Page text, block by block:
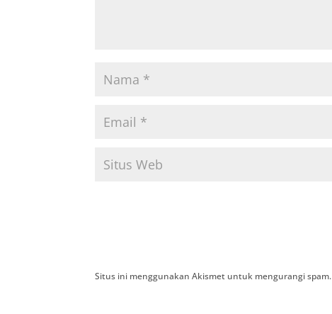
Situs ini menggunakan Akismet untuk mengurangi spam.